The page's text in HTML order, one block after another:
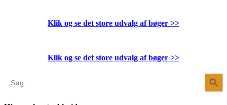
Klik og se det store udvalg af bøger >>
Klik og se det store udvalg af bøger >>
for:
Search Button